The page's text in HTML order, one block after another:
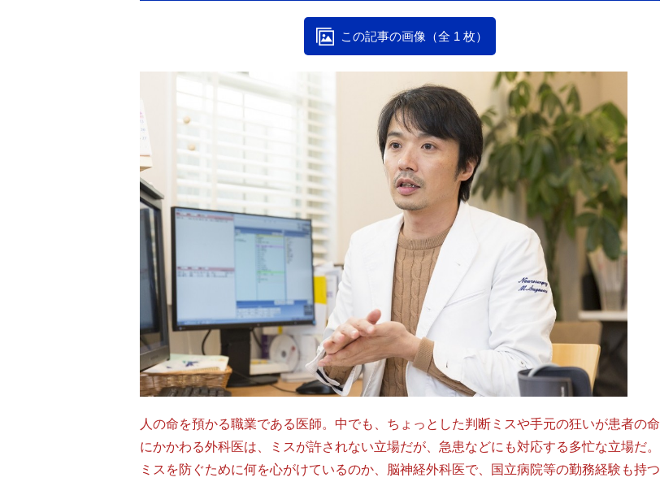
この記事の画像（全 1 枚）
人の命を預かる職業である医師。中でも、ちょっとした判断ミスや手元の狂いが患者の命
にかかわる外科医は、ミスが許されない立場だが、急患などにも対応する多忙な立場だ。
ミスを防ぐために何を心がけているのか、脳神経外科医で、国立病院等の勤務経験も持つ